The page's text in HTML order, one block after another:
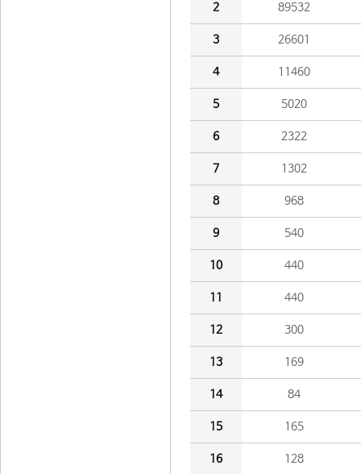
2 89532
3 26601
4 11460
5 5020
6 2322
7 1302
8 968
9 540
10 440
11 440
12 300
13 169
14 84
15 165
16 128